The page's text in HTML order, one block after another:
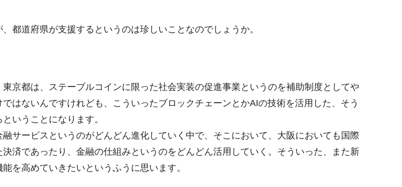
道府県が支援するというのは珍しいことなのでしょうか。
京都は、ステーブルコインに限った社会実装の促進事業というのを補助制度としてや
はないんですけれども、こういったブロックチェーンとかAIの技術を活用した、そう
いうことになります。
サービスというのがどんどん進化していく中で、そこにおいて、大阪においても国際
済であったり、金融の仕組みというのをどんどん活用していく。そういった、また新
を高めていきたいというふうに思います。